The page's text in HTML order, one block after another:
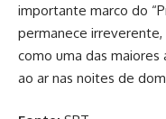
importante marco do
permanece
como uma das maiores
ao ar nas noites de